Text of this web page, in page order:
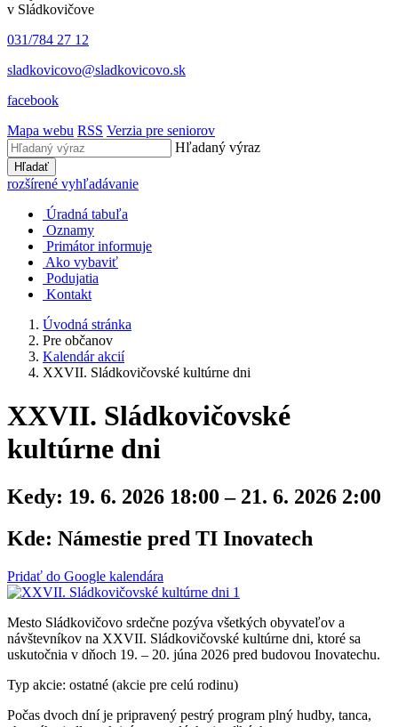
v Sládkovičove
031/784 27 12
sladkovicovo@sladkovicovo.sk
facebook
Mapa webu RSS Verzia pre seniorov
Hľadaný výraz
Hľadať
rozšírené vyhľadávanie
Úradná tabuľa
Oznamy
Primátor informuje
Ako vybaviť
Podujatia
Kontakt
Úvodná stránka
Pre občanov
Kalendár akcií
XXVII. Sládkovičovské kultúrne dni
XXVII. Sládkovičovské
kultúrne dni
Kedy: 19. 6. 2026 18:00 – 21. 6. 2026 2:00
Kde: Námestie pred TI Inovatech
Pridať do Google kalendára
Mesto Sládkovičovo srdečne pozýva všetkých obyvateľov a
návštevníkov na XXVII. Sládkovičovské kultúrne dni, ktoré sa
uskutočnia v dňoch 19. – 20. júna 2026 pred budovou Inovatechu.
Typ akcie: ostatné (akcie pre celú rodinu)
Počas dvoch dní je pripravený pestrý program plný hudby, tanca,